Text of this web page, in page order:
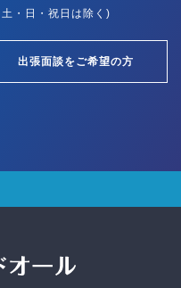
・日・祝日は除く)
出張面談をご希望の方